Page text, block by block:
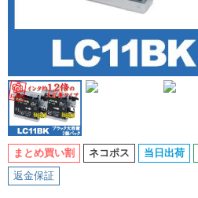
まとめ買い割 ネコポス 当日出荷
返金保証